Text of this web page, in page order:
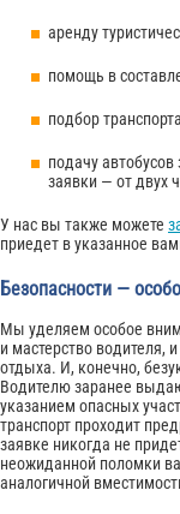
аренду
помощь в
подбор
подачу
заявки — от двух
У нас вы также можете
приедет в указанное
Безопасности —
Мы уделяем особое
и мастерство водителя,
отдыха. И, конечно,
Водителю заранее
указанием опасных
транспорт проходит
заявке никогда не
неожиданной поломки
аналогичной